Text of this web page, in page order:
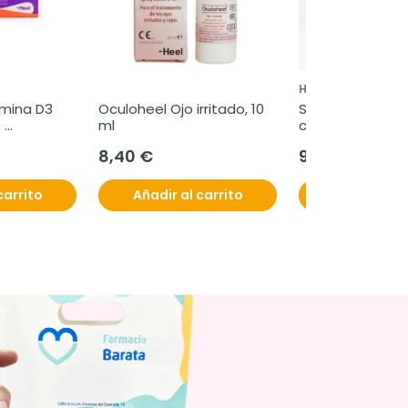
D3
Oculoheel Ojo irritado, 10
ml
8,40 €
Añadir al carrito
HEEL
Sleepeel
caramelos de
9,95 €